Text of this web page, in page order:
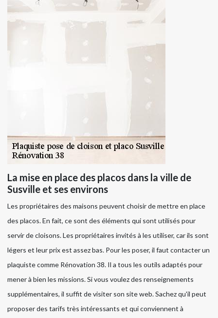
La mise en place des placos dans la ville de
Susville et ses environs
Les propriétaires des maisons peuvent choisir de mettre en place
des placos. En fait, ce sont des éléments qui sont utilisés pour
servir de cloisons. Les propriétaires invités à les utiliser, car ils sont
légers et leur prix est assez bas. Pour les poser, il faut contacter un
plaquiste comme Rénovation 38. Il a tous les outils adaptés pour
mener à bien les missions. Si vous voulez des renseignements
supplémentaires, il suffit de visiter son site web. Sachez qu'il peut
proposer des tarifs très intéressants et qui conviennent à